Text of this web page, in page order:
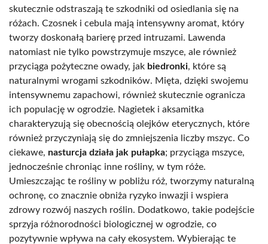
skutecznie odstraszają te szkodniki od osiedlania się na
różach. Czosnek i cebula mają intensywny aromat, który
tworzy doskonałą barierę przed intruzami. Lawenda
natomiast nie tylko powstrzymuje mszyce, ale również
przyciąga pożyteczne owady, jak biedronki, które są
naturalnymi wrogami szkodników. Mięta, dzięki swojemu
intensywnemu zapachowi, również skutecznie ogranicza
ich populację w ogrodzie. Nagietek i aksamitka
charakteryzują się obecnością olejków eterycznych, które
również przyczyniają się do zmniejszenia liczby mszyc. Co
ciekawe, nasturcja działa jak pułapka; przyciąga mszyce,
jednocześnie chroniąc inne rośliny, w tym róże.
Umieszczając te rośliny w pobliżu róż, tworzymy naturalną
ochronę, co znacznie obniża ryzyko inwazji i wspiera
zdrowy rozwój naszych roślin. Dodatkowo, takie podejście
sprzyja różnorodności biologicznej w ogrodzie, co
pozytywnie wpływa na cały ekosystem. Wybierając te